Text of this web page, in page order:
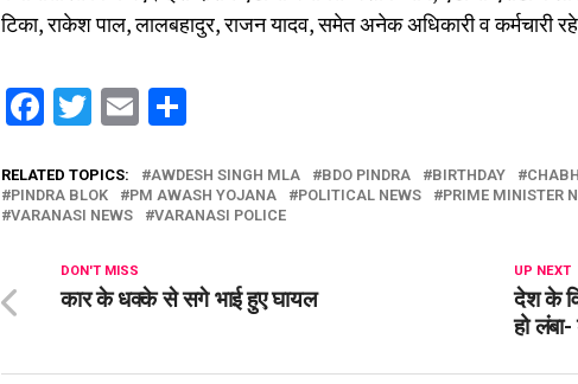
टिका, राकेश पाल, लालबहादुर, राजन यादव, समेत अनेक अधिकारी व कर्मचारी
Facebook
Twitter
Email
RELATED TOPICS: AWDESH SINGH MLA BDO PINDRA BIRTHDAY
PINDRA BLOK
PM AWASH YOJANA POLITICAL NEWS PRIME MINISTER
VARANASI NEWS
VARANASI POLICE
UP NEXT
देश के
हो
DON'T MISS
कार के धक्के से सगे भाई हुए घायल